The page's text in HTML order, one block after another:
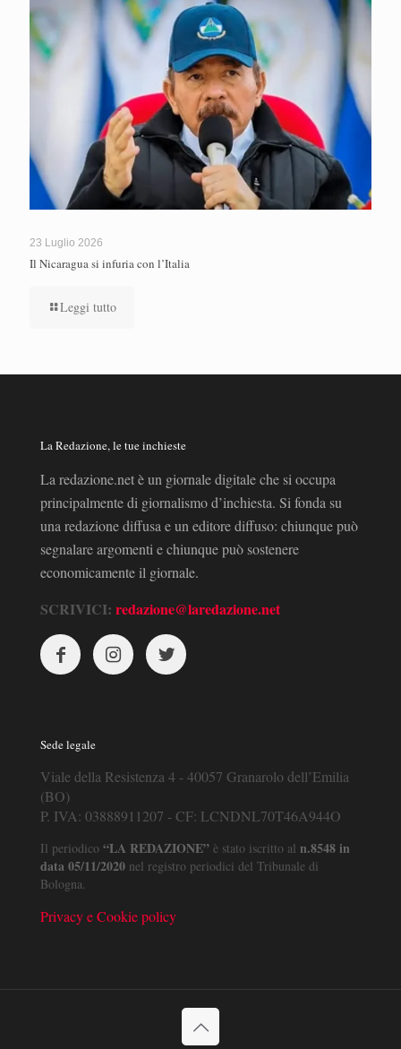
23 Luglio 2026
Il Nicaragua si infuria con l’Italia
Leggi tutto
La Redazione, le tue inchieste
La redazione.net è un giornale digitale che si occupa
principalmente di giornalismo d’inchiesta. Si fonda su
una redazione diffusa e un editore diffuso: chiunque può
segnalare argomenti e chiunque può sostenere
economicamente il giornale.
SCRIVICI: redazione@laredazione.net
Sede legale
Viale della Resistenza 4 - 40057 Granarolo dell’Emilia
(BO)
P. IVA: 03888911207 - CF: LCNDNL70T46A944O
Il periodico “LA REDAZIONE” è stato iscritto al n.8548 in
data 05/11/2020 nel registro periodici del Tribunale di
Bologna.
Privacy e Cookie policy